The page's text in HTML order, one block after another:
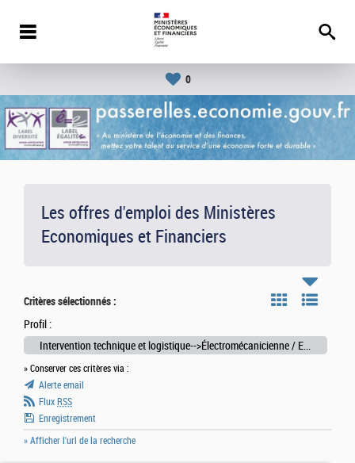
0
Les offres d'emploi des Ministères
Economiques et Financiers
Critères sélectionnés :
Profil :
Intervention technique et logistique-->Électromécanicienne / Electromécanicien
» Conserver ces critères via :
Alerte email
Flux RSS
Enregistrement
» Afficher l'url de la recherche